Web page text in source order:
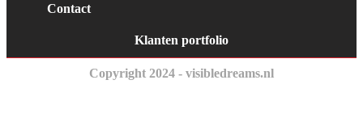
Contact
Klanten portfolio
Copyright 2024 - visibledreams.nl